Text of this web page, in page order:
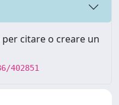
citare o creare un
402851